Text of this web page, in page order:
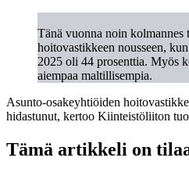
Tänä vuonna noin
hoitovastikkeen nousseen,
2025 oli 44 prosenttia. Myös
aiempaa maltillisempia.
Asunto-osakeyhtiöiden
hidastunut, kertoo Kiinteistöliiton
Tämä artikkeli on